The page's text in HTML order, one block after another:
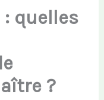
quelles
?